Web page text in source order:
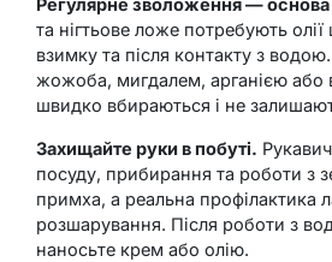
Регулярне зволоження — основа
та нігтьове ложе потребують
взимку та після контакту з
жожоба, мигдалем, арганією або
швидко вбираються і не
Захищайте руки в побуті.
посуду, прибирання та роботи з
примха, а реальна профілактика
розшарування. Після роботи з
наносьте крем або олію.